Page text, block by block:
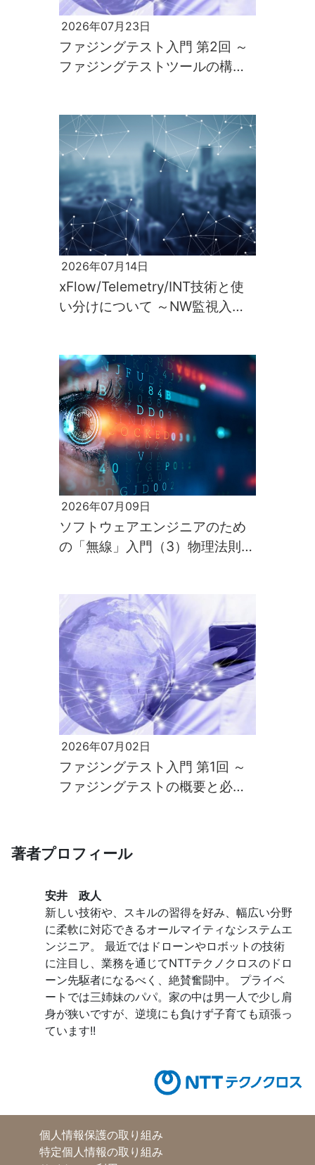
2026年07月23日
ファジングテスト入門 第2回 ～
ファジングテストツールの構築
2026年07月14日
xFlow/Telemetry/INT技術と使
い分けについて ～NW監視入門
2026年07月09日
ソフトウェアエンジニアのため
の「無線」入門（3）物理法則が
2026年07月02日
ファジングテスト入門 第1回 ～
ファジングテストの概要と必要
著者プロフィール
安井 政人
新しい技術や、スキルの習得を好み、幅広い分野
に柔軟に対応できるオールマイティなシステムエ
ンジニア。 最近ではドローンやロボットの技術
に注目し、業務を通じてNTTテクノクロスのドロ
ーン先駆者になるべく、絶賛奮闘中。 プライベ
ートでは三姉妹のパパ。家の中は男一人で少し肩
身が狭いですが、逆境にも負けず子育ても頑張っ
ています!!
個人情報保護の取り組み
特定個人情報の取り組み